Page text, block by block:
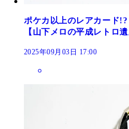
ポケカ以上のレアカード
【山下メロの平成レトロ遺
2025年09月03日 17:00